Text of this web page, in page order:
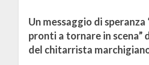
Un messaggio di speranza
pronti a tornare in scena”
del chitarrista